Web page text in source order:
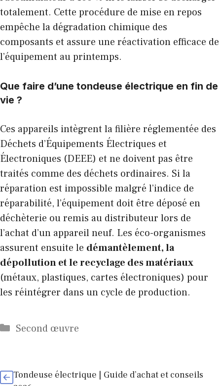
totalement. Cette procédure de mise en repos
empêche la dégradation chimique des
composants et assure une réactivation efficace de
l’équipement au printemps.
Que faire d’une tondeuse électrique en fin de
vie ?
Ces appareils intègrent la filière réglementée des
Déchets d’Équipements Électriques et
Électroniques (DEEE) et ne doivent pas être
traités comme des déchets ordinaires. Si la
réparation est impossible malgré l’indice de
réparabilité, l’équipement doit être déposé en
déchèterie ou remis au distributeur lors de
l’achat d’un appareil neuf. Les éco-organismes
assurent ensuite le démantèlement, la
dépollution et le recyclage des matériaux
(métaux, plastiques, cartes électroniques) pour
les réintégrer dans un cycle de production.
Catégories
Second œuvre
Tondeuse électrique | Guide d’achat et conseils